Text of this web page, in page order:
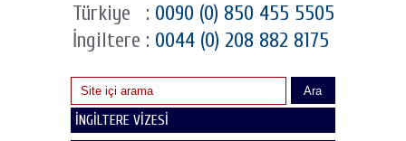
Türkiye : 0090 (0) 850 455 5505
İngiltere : 0044 (0) 208 882 8175
Ara
İNGİLTERE VİZESİ